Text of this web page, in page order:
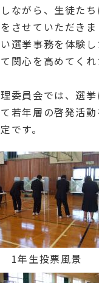
ながら、生徒た
させていただきま
選挙事務を体験し
関心を高めてく
委員会では、選
若年層の啓発活動
です。
1年生投票風景